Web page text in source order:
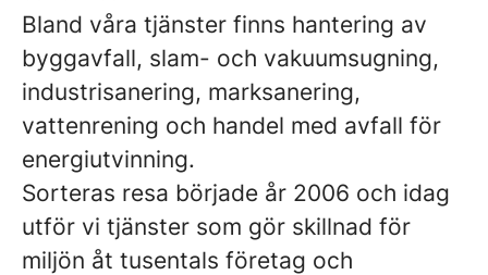
Bland våra tjänster finns hantering av
byggavfall, slam- och vakuumsugning,
industrisanering, marksanering,
vattenrening och handel med avfall för
energiutvinning.
Sorteras resa började år 2006 och idag
utför vi tjänster som gör skillnad för
miljön åt tusentals företag och